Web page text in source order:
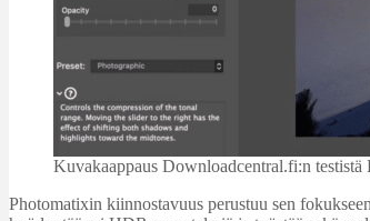
Kuvakaappaus Downloadcentral.fi:n testistä
Photomatixin kiinnostavuus perustuu sen